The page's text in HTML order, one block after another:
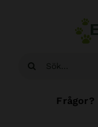
Sök
Frågor?